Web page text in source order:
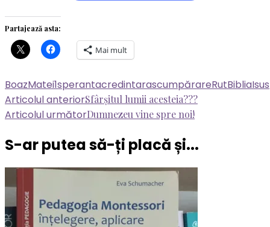
Partajează asta:
Mai mult
BoazMatei1sperantacredintarascumpărareRutBibliaIsus
Navigare
în
articole
Articolul anteriorSfârșitul lumii acesteia???
Articolul următorDumnezeu vine spre noi!
S-ar putea să-ți placă și...